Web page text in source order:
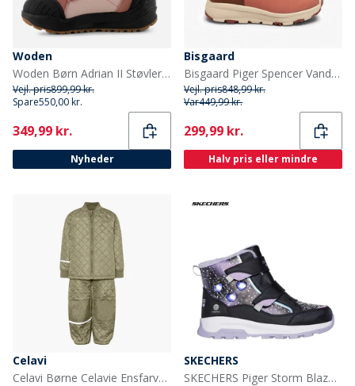
Woden
Woden Børn Adrian II Støvler 849 Ballerina
Vejl. pris899,99 kr.
Spare550,00 kr.
Current
349,99 kr.
Nyheder
Bisgaard
Bisgaard Piger Spencer Vandtætte Tex Støvler Rose
Vejl. pris848,99 kr.
Var449,99 kr.
Current
299,99 kr.
Halv pris eller mindre
Celavi
Celavi Børne Celavie Ensfarvet Basis Termosæt Khaki
SKECHERS
SKECHERS Piger Storm Blazer Vandtætte Sko Black Lavender